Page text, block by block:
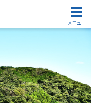
メニュー